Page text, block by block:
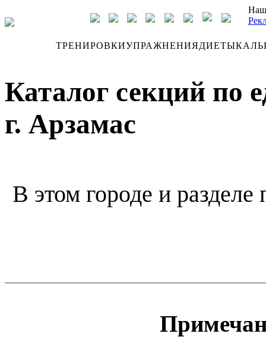
ТРЕНИРОВКИУПРАЖНЕНИЯДИЕТЫ
Каталог секций по
г. Арзамас
В этом городе и